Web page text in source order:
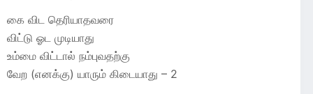
கை விட தெரியாதவரை
விட்டு ஓட முடியாது
உம்மை விட்டால் நம்புவதற்கு
வேற (எனக்கு) யாரும் கிடையாது – 2